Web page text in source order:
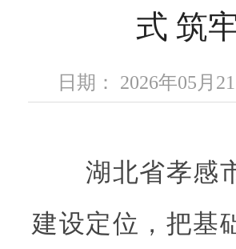
式 筑
日期： 2026年05月
湖北省孝感市
建设定位，把基